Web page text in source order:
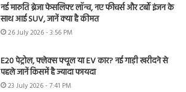
नई मारुति ब्रेजा फेसलिफ्ट लॉन्च, नए फीचर्स और टर्बो इंजन के
साथ आई SUV, जानें क्या है कीमत
26 July 2026 - 3:56 PM
E20 पेट्रोल, फ्लेक्स फ्यूल या EV कार? नई गाड़ी खरीदने से
पहले जानें किसमें है ज्यादा फायदा
23 July 2026 - 7:41 PM